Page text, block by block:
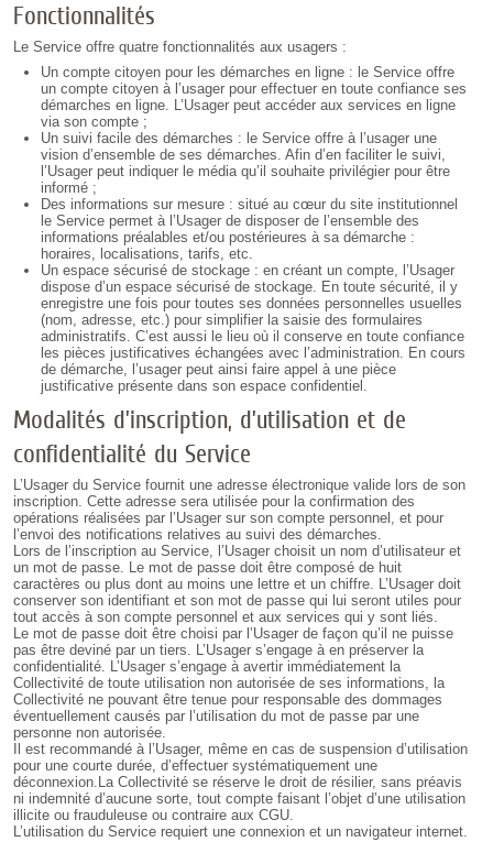
Fonctionnalités
Le Service offre quatre fonctionnalités aux usagers :
Un compte citoyen pour les démarches en ligne : le Service offre
un compte citoyen à l’usager pour effectuer en toute confiance ses
démarches en ligne. L’Usager peut accéder aux services en ligne
via son compte ;
Un suivi facile des démarches : le Service offre à l’usager une
vision d’ensemble de ses démarches. Afin d’en faciliter le suivi,
l’Usager peut indiquer le média qu’il souhaite privilégier pour être
informé ;
Des informations sur mesure : situé au cœur du site institutionnel
le Service permet à l’Usager de disposer de l’ensemble des
informations préalables et/ou postérieures à sa démarche :
horaires, localisations, tarifs, etc.
Un espace sécurisé de stockage : en créant un compte, l’Usager
dispose d’un espace sécurisé de stockage. En toute sécurité, il y
enregistre une fois pour toutes ses données personnelles usuelles
(nom, adresse, etc.) pour simplifier la saisie des formulaires
administratifs. C’est aussi le lieu où il conserve en toute confiance
les pièces justificatives échangées avec l’administration. En cours
de démarche, l’usager peut ainsi faire appel à une pièce
justificative présente dans son espace confidentiel.
Modalités d’inscription, d’utilisation et de
confidentialité du Service
L’Usager du Service fournit une adresse électronique valide lors de son
inscription. Cette adresse sera utilisée pour la confirmation des
opérations réalisées par l’Usager sur son compte personnel, et pour
l’envoi des notifications relatives au suivi des démarches.
Lors de l’inscription au Service, l’Usager choisit un nom d’utilisateur et
un mot de passe. Le mot de passe doit être composé de huit
caractères ou plus dont au moins une lettre et un chiffre. L’Usager doit
conserver son identifiant et son mot de passe qui lui seront utiles pour
tout accès à son compte personnel et aux services qui y sont liés.
Le mot de passe doit être choisi par l’Usager de façon qu’il ne puisse
pas être deviné par un tiers. L’Usager s’engage à en préserver la
confidentialité. L’Usager s’engage à avertir immédiatement la
Collectivité de toute utilisation non autorisée de ses informations, la
Collectivité ne pouvant être tenue pour responsable des dommages
éventuellement causés par l’utilisation du mot de passe par une
personne non autorisée.
Il est recommandé à l’Usager, même en cas de suspension d’utilisation
pour une courte durée, d’effectuer systématiquement une
déconnexion.La Collectivité se réserve le droit de résilier, sans préavis
ni indemnité d’aucune sorte, tout compte faisant l’objet d’une utilisation
illicite ou frauduleuse ou contraire aux CGU.
L’utilisation du Service requiert une connexion et un navigateur internet.